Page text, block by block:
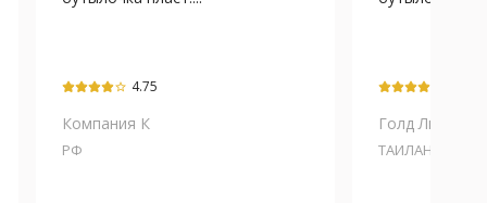
star_border 4.75
Компания К
РФ
Голд Лист АГ
ТАИЛАНД